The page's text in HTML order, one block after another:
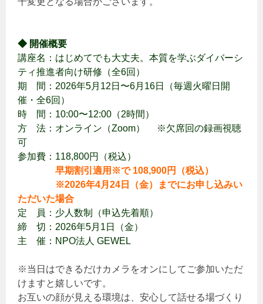
◆ 開催概要
講座名：はじめてでも大丈夫。本質を学ぶダイバーシ
ティ推進者向け研修（全6回）
期 間：2026年5月12日〜6月16日（毎週火曜日開
催・全6回）
時 間：10:00〜12:00（2時間）
方 法：オンライン（Zoom） ※欠席回の録画視聴
可
参加費：118,800円（税込）
早期割引適用※で 108,900円（税込）
※2026年4月24日（金）までにお申し込みい
ただいた場合
定 員：少人数制（申込先着順）
締 切：2026年5月1日（金）
主 催：NPO法人 GEWEL
※当日はできるだけカメラをオンにしてご参加いただ
けますと嬉しいです。
お互いの顔が見える環境は、安心して話せる場づくり